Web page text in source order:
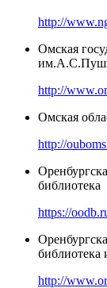
http://
Омская
http://
Омская
http://
библиотека
https://
http://